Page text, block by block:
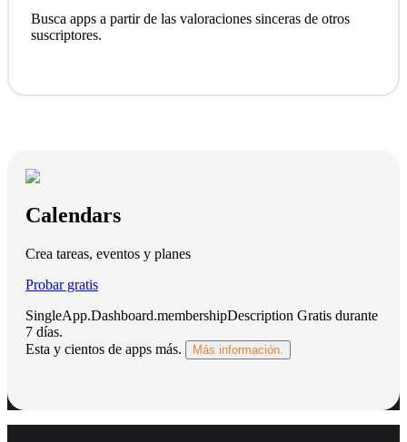
Busca apps a partir de las valoraciones sinceras de otros
suscriptores.
Calendars
Crea tareas, eventos y planes
Probar gratis
SingleApp.Dashboard.membershipDescription Gratis durante
7 días.
Esta y cientos de apps más.
Más información.